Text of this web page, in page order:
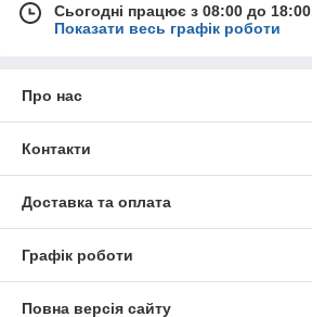
Сьогодні працює з 08:00 до 18:00
Показати весь графік роботи
Про нас
Контакти
Доставка та оплата
Графік роботи
Повна версія сайту